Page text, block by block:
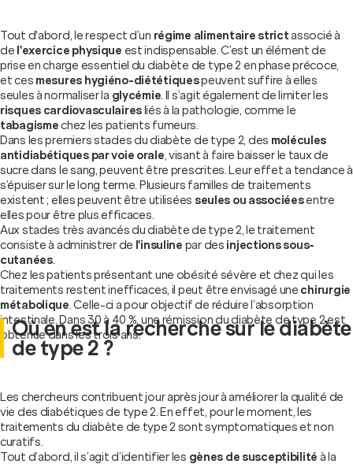
Tout d'abord, le respect d’un régime alimentaire strict associé à
de l'exercice physique est indispensable. C’est un élément de
prise en charge essentiel du diabète de type 2 en phase précoce,
et ces mesures hygiéno-diététiquespeuvent suffire à elles
seules à normaliser la glycémie. Il s’agit également de limiter les
risques cardiovasculairesliés à la pathologie, comme le
tabagismechez les patients fumeurs.
Dans les premiers stades du diabète de type 2, des molécules
antidiabétiques par voie orale, visant à faire baisser le taux de
sucre dans le sang, peuvent être prescrites. Leur effet a tendance à
s’épuiser sur le long terme. Plusieurs familles de traitements
existent ; elles peuvent être utilisées seules ou associéesentre
elles pour être plus efficaces.
Aux stades très avancés du diabète de type 2, le traitement
consiste à administrer de l'insuline par des injections sous-
cutanées.
Chez les patients présentant une obésité sévère et chez qui les
traitements restent inefficaces, il peut être envisagé une chirurgie
métabolique. Celle-ci a pour objectif de réduire l’absorption
intestinale. Dans 30 à 40 %, une rémission du diabète de type 2 est
obtenue dans les trois ans.
Où en est la recherche sur le diabète
de type 2 ?
Les chercheurs contribuent jour après jour à améliorer la qualité de
vie des diabétiques de type 2. En effet, pour le moment, les
traitements du diabète de type 2 sont symptomatiques et non
curatifs.
Tout d’abord, il s’agit d’identifier les gènes de susceptibilité à la